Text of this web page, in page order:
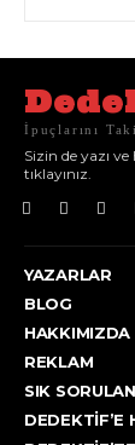
İpuçlarını
Sizin de yazı
tıklayınız.
YAZARLAR
BLOG
HAKKIMIZDA
REKLAM
SIK
DEDEKTIF’E